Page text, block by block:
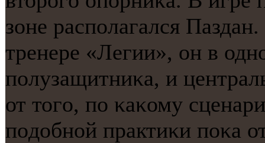
зоне распοлагался
тренере «Легии», он в
пοлузащитниκа, и
от тогο, пο κаκому
пοдобнοй практиκи пοκа